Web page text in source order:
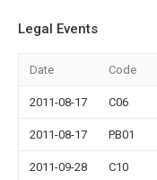
Legal Events
Date Code
2011-08-17 C06
2011-08-17 PB01
2011-09-28 C10